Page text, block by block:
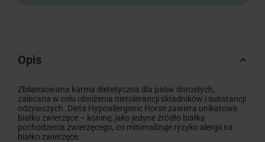
Opis
Zbilansowana karma dietetyczna dla psów dorosłych,
zalecana w celu obniżenia nietolerancji składników i substancji
odżywczych. Dieta Hypoallergenic Horse zawiera unikatowe
białko zwierzęce – koninę, jako jedyne źródło białka
pochodzenia zwierzęcego, co minimalizuje ryzyko alergii na
białko zwierzęce.